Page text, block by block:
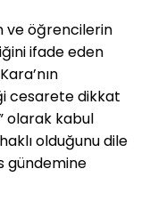
ve öğrencilerin
ifade eden
cesarete dikkat
olarak kabul
olduğunu dile
gündemine